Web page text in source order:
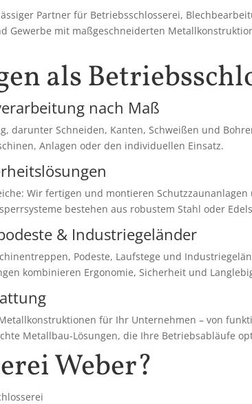
Partner für Betriebsschlosserei,
Gewerbe mit maßgeschneiderten
als
nach Maß
darunter Schneiden, Kanten, Schweißen und
Anlagen oder den individuellen Einsatz.
Wir fertigen und montieren
bestehen aus robustem Stahl oder
& Industriegeländer
Podeste, Laufstege und
kombinieren Ergonomie, Sicherheit und
für Ihr Unternehmen – von
Metallbau-Lösungen, die Ihre Betriebsabläufe
Weber?